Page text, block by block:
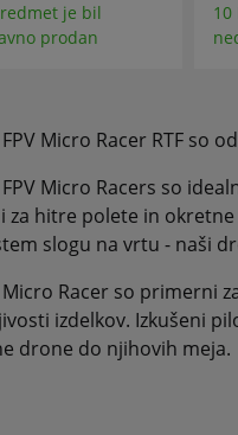
je bil
prodan
10
Micro Racer RTF so
Micro Racers so
za hitre polete in
slogu na vrtu - naši
Racer so primerni
izdelkov. Izkušeni
drone do njihovih meja.